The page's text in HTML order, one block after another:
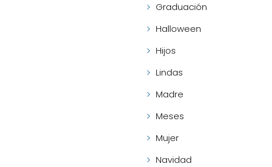
Graduación
Halloween
Hijos
Lindas
Madre
Meses
Mujer
Navidad